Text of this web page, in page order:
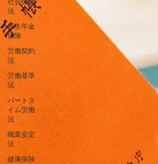
法
厚生年金
保険
労働契約
法
労働基準
法
パートタ
イム労働
法
職業安定
法
健康保険